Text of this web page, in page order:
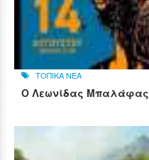
ΤΟΠΙΚΑ ΝΕΑ
Ο Λεωνίδας Μπαλάφας